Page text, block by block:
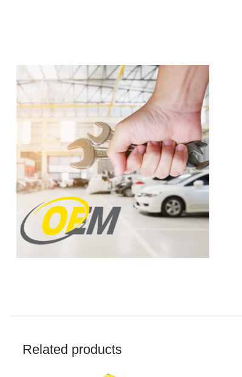
Related products